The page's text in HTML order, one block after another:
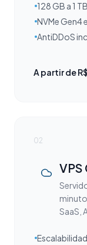
128 GB a 1
NVMe Gen4
AntiDDoS
A partir de
02
VPS
SaaS,